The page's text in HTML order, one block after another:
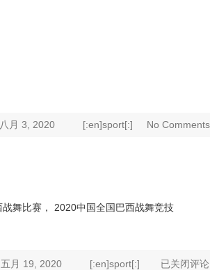
八月 3, 2020 [:en]sport[:] No
舞比赛， 2020中国全国巴西战舞竞技
五月 19, 2020 [:en]sport[:] 已关闭评论